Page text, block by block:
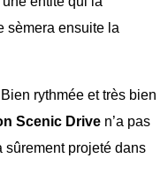
sèmera ensuite la
rythmée et très bien
Scenic Drive n’a pas
sûrement projeté dans